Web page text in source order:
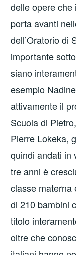
delle opere che
porta avanti
dell’Oratorio di
importante
siano
esempio
attivamente il
Scuola di
Pierre Lokeka,
quindi andati in
tre anni è
classe materna
di 210 bambini
titolo
oltre che